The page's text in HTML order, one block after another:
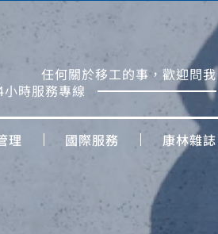
任何關於移工的事，歡迎問我
小時服務專線
理 國際服務 康林雜誌